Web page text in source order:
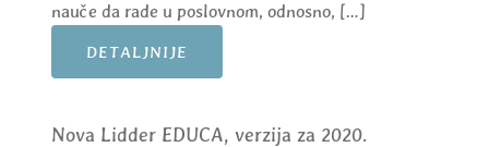
nauče da rade u poslovnom, odnosno, […]
DETALJNIJE
Nova Lidder EDUCA, verzija za 2020.